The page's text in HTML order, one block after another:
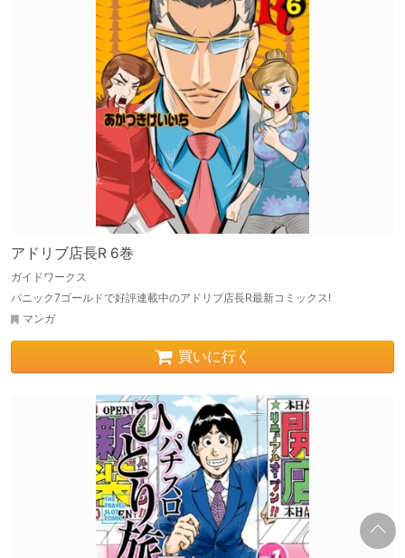
アドリブ店長R 6巻
ガイドワークス
パニック7ゴールドで好評連載中のアドリブ店長R最新コミックス!
マンガ
買いに行く